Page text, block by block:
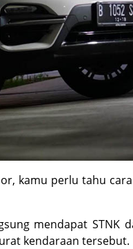
kamu perlu tahu
mendapat STNK
kendaraan tersebut.